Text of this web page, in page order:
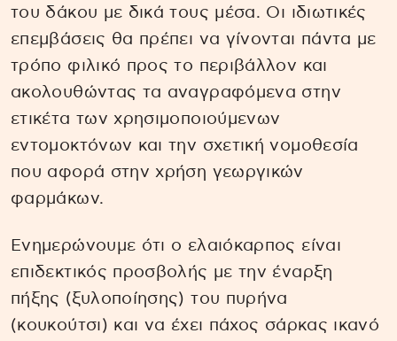
του δάκου με δικά τους μέσα. Οι ιδιωτικές
επεμβάσεις θα πρέπει να γίνονται πάντα με
τρόπο φιλικό προς το περιβάλλον και
ακολουθώντας τα αναγραφόμενα στην
ετικέτα των χρησιμοποιούμενων
εντομοκτόνων και την σχετική νομοθεσία
που αφορά στην χρήση γεωργικών
φαρμάκων.
Ενημερώνουμε ότι ο ελαιόκαρπος είναι
επιδεκτικός προσβολής με την έναρξη
πήξης (ξυλοποίησης) του πυρήνα
(κουκούτσι) και να έχει πάχος σάρκας ικανό